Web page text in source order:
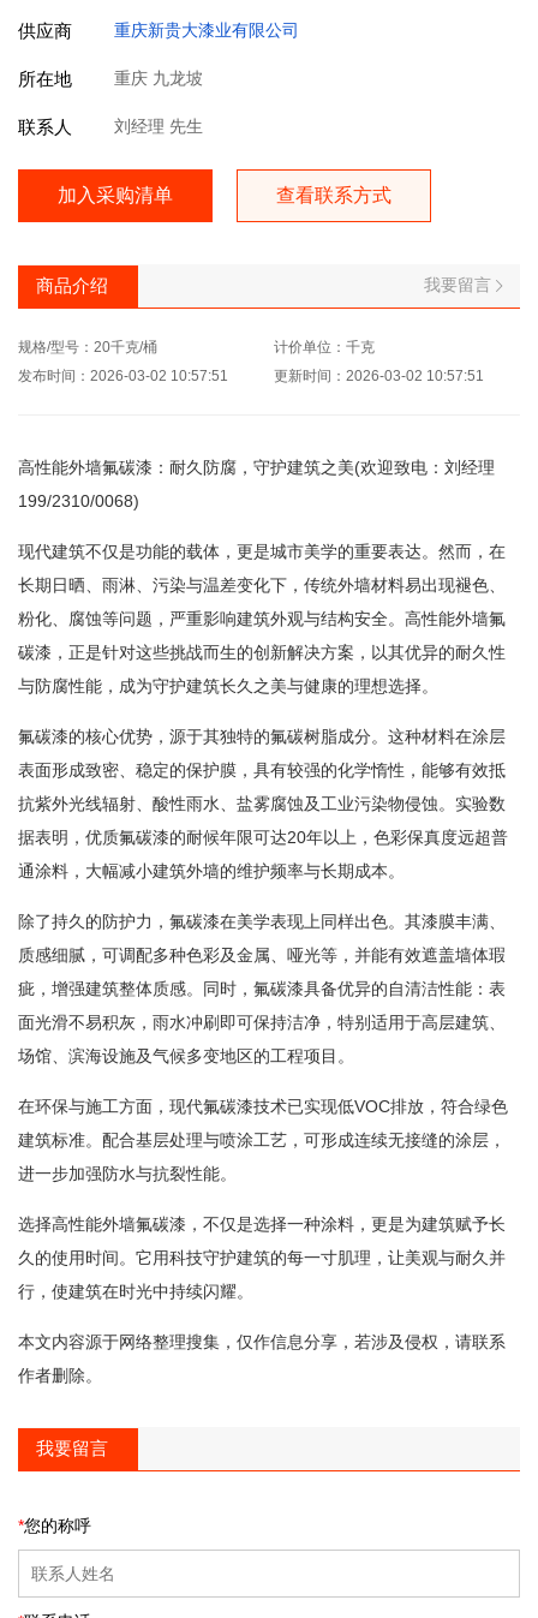
供应商 重庆新贵大漆业有限公司
所在地 重庆 九龙坡
联系人 刘经理 先生
加入采购清单 查看联系方式
商品介绍 我要留言
规格/型号：20千克/桶
计价单位：千克
发布时间：2026-03-02 10:57:51
更新时间：2026-03-02 10:57:51
高性能外墙氟碳漆：耐久防腐，守护建筑之美(欢迎致电：刘经理
199/2310/0068)
现代建筑不仅是功能的载体，更是城市美学的重要表达。然而，在
长期日晒、雨淋、污染与温差变化下，传统外墙材料易出现褪色、
粉化、腐蚀等问题，严重影响建筑外观与结构安全。高性能外墙氟
碳漆，正是针对这些挑战而生的创新解决方案，以其优异的耐久性
与防腐性能，成为守护建筑长久之美与健康的理想选择。
氟碳漆的核心优势，源于其独特的氟碳树脂成分。这种材料在涂层
表面形成致密、稳定的保护膜，具有较强的化学惰性，能够有效抵
抗紫外光线辐射、酸性雨水、盐雾腐蚀及工业污染物侵蚀。实验数
据表明，优质氟碳漆的耐候年限可达20年以上，色彩保真度远超普
通涂料，大幅减小建筑外墙的维护频率与长期成本。
除了持久的防护力，氟碳漆在美学表现上同样出色。其漆膜丰满、
质感细腻，可调配多种色彩及金属、哑光等，并能有效遮盖墙体瑕
疵，增强建筑整体质感。同时，氟碳漆具备优异的自清洁性能：表
面光滑不易积灰，雨水冲刷即可保持洁净，特别适用于高层建筑、
场馆、滨海设施及气候多变地区的工程项目。
在环保与施工方面，现代氟碳漆技术已实现低VOC排放，符合绿色
建筑标准。配合基层处理与喷涂工艺，可形成连续无接缝的涂层，
进一步加强防水与抗裂性能。
选择高性能外墙氟碳漆，不仅是选择一种涂料，更是为建筑赋予长
久的使用时间。它用科技守护建筑的每一寸肌理，让美观与耐久并
行，使建筑在时光中持续闪耀。
本文内容源于网络整理搜集，仅作信息分享，若涉及侵权，请联系
作者删除。
我要留言
*您的称呼